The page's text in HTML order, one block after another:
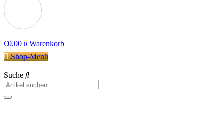
€0,00 0 Warenkorb
Shop-Menü
Suche